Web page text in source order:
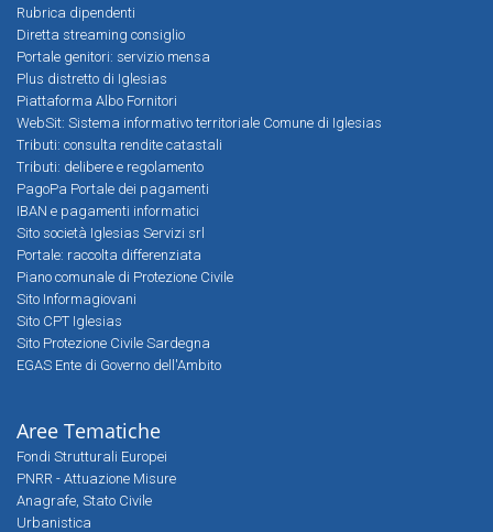
Rubrica dipendenti
Diretta streaming consiglio
Portale genitori: servizio mensa
Plus distretto di Iglesias
Piattaforma Albo Fornitori
WebSit: Sistema informativo territoriale Comune di Iglesias
Tributi: consulta rendite catastali
Tributi: delibere e regolamento
PagoPa Portale dei pagamenti
IBAN e pagamenti informatici
Sito società Iglesias Servizi srl
Portale: raccolta differenziata
Piano comunale di Protezione Civile
Sito Informagiovani
Sito CPT Iglesias
Sito Protezione Civile Sardegna
EGAS Ente di Governo dell'Ambito
Aree Tematiche
Fondi Strutturali Europei
PNRR - Attuazione Misure
Anagrafe, Stato Civile
Urbanistica